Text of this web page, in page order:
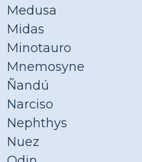
Medusa
Midas
Minotauro
Mnemosyne
Ñandú
Narciso
Nephthys
Nuez